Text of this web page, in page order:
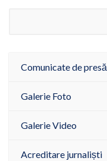
Comunicate de presă
Galerie Foto
Galerie Video
Acreditare jurnaliști